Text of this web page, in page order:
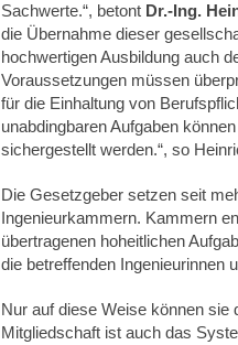
Sachwerte.“, betont Dr.-Ing.
die Übernahme dieser
hochwertigen Ausbildung auch
Voraussetzungen müssen
für die Einhaltung von
unabdingbaren Aufgaben
sichergestellt werden.“, so
Die Gesetzgeber setzen seit
Ingenieurkammern. Kammern
übertragenen hoheitlichen
die betreffenden Ingenieurinnen
Nur auf diese Weise können sie
Mitgliedschaft ist auch das